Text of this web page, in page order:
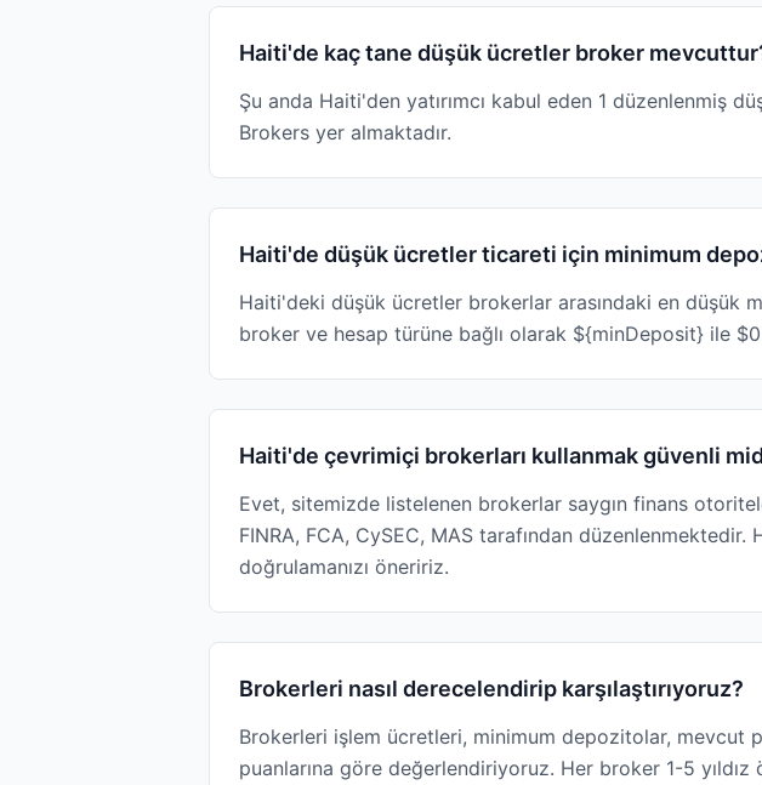
Haiti'de kaç tane düşük ücretler broker
Şu anda Haiti'den yatırımcı kabul eden 1 düzenlenmiş
Brokers yer almaktadır.
Haiti'de düşük ücretler ticareti için minimum
Haiti'deki düşük ücretler brokerlar arasındaki en düşük
broker ve hesap türüne bağlı olarak ${minDeposit} ile
Haiti'de çevrimiçi brokerları kullanmak güvenli
Evet, sitemizde listelenen brokerlar saygın finans
FINRA, FCA, CySEC, MAS tarafından
doğrulamanızı öneririz.
Brokerleri nasıl derecelendirip karşılaştırıyoruz?
Brokerleri işlem ücretleri, minimum depozitolar, mevcut
puanlarına göre değerlendiriyoruz. Her broker 1-5